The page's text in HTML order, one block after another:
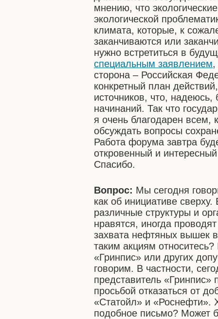
мнению, что
экологической
климата, которые, к
заканчиваются или
нужно встретиться в
специальным заявлением,
сторона – Российская
конкретный план
источников, что,
начинаний. Так что
я очень благодарен
обсуждать вопросы
Работа форума завтра
откровенный и
Спасибо.
Вопрос: Мы сегодня
как об инициативе
различные структуры и
нравятся, иногда
захвата нефтяных вышек
таким акциям
«Гринпис» или других
говорим. В частности,
представитель
просьбой отказаться от
«Статойл» и «Роснефти».
подобное письмо? Может